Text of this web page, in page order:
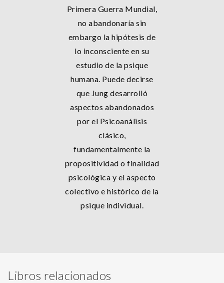
Primera Guerra Mundial,
no abandonaría sin
embargo la hipótesis de
lo inconsciente en su
estudio de la psique
humana. Puede decirse
que Jung desarrolló
aspectos abandonados
por el Psicoanálisis
clásico,
fundamentalmente la
propositividad o finalidad
psicológica y el aspecto
colectivo e histórico de la
psique individual.
Libros relacionados